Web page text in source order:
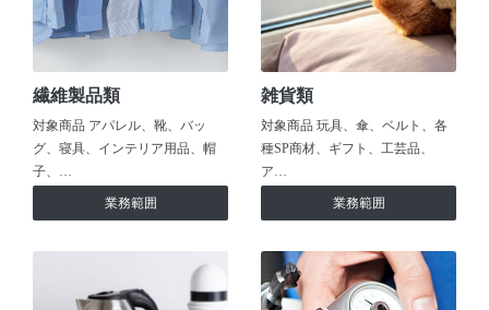
繊維製品類
対象商品 アパレル、靴、バッ
グ、寝具、インテリア用品、帽
子、…
業務範囲
雑貨類
対象商品 玩具、傘、ベルト、各
種SP商材、ギフト、工芸品、
ア…
業務範囲